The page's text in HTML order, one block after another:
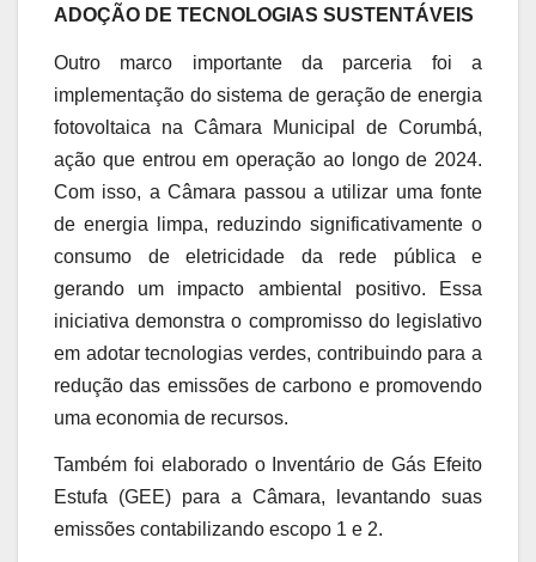
ADOÇÃO DE TECNOLOGIAS SUSTENTÁVEIS
Outro marco importante da parceria foi a
implementação do sistema de geração de energia
fotovoltaica na Câmara Municipal de Corumbá,
ação que entrou em operação ao longo de 2024.
Com isso, a Câmara passou a utilizar uma fonte
de energia limpa, reduzindo significativamente o
consumo de eletricidade da rede pública e
gerando um impacto ambiental positivo. Essa
iniciativa demonstra o compromisso do legislativo
em adotar tecnologias verdes, contribuindo para a
redução das emissões de carbono e promovendo
uma economia de recursos.
Também foi elaborado o Inventário de Gás Efeito
Estufa (GEE) para a Câmara, levantando suas
emissões contabilizando escopo 1 e 2.